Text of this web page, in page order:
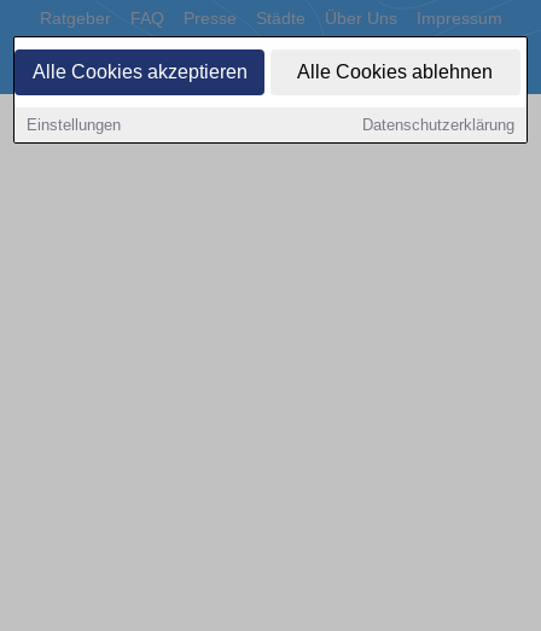
Alle Cookies akzeptieren Alle Cookies ablehnen
Einstellungen Datenschutzerklärung
Ratgeber FAQ Presse Städte Über Uns Impressum
Datenschutz Cookies
Copyright © 2000 - 2026 | 1A Infosysteme GmbH | Content by: 1a-sites-autos